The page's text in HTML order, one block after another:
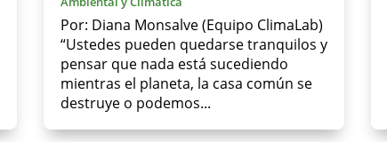
Por: Diana Monsalve (Equipo ClimaLab)
“Ustedes pueden quedarse tranquilos y
pensar que nada está sucediendo
mientras el planeta, la casa común se
destruye o podemos...